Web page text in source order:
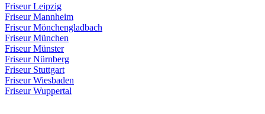
Friseur Leipzig
Friseur Mannheim
Friseur Mönchengladbach
Friseur München
Friseur Münster
Friseur Nürnberg
Friseur Stuttgart
Friseur Wiesbaden
Friseur Wuppertal